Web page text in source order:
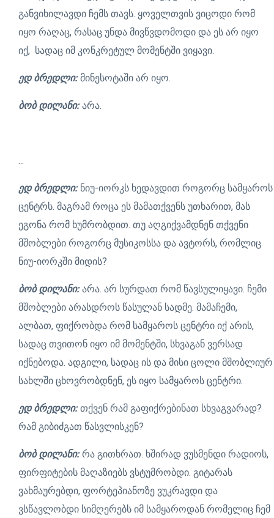
განვიხილავდი ჩემს თავს. ყოველთვის ვიცოდი რომ
იყო რაღაც, რასაც უნდა მივწვდომოდი და ეს არ იყო
იქ, სადაც იმ კონკრეტულ მომენტში ვიყავი.
ედ ბრედლი:მინესოტაში არ იყო.
ბობ დილანი:არა.
...
ედ ბრედლი:ნიუ-იორკს ხედავდით როგორც სამყაროს
ცენტრს. მაგრამ როცა ეს მამათქვენს უთხარით, მას
ეგონა რომ ხუმრობდით. თუ აღგიქვამდნენ თქვენი
მშობლები როგორც მუსიკოსსა და ავტორს, რომლიც
ნიუ-იორკში მიდის?
ბობ დილანი:არა. არ სურდათ რომ წავსულიყავი. ჩემი
მშობლები არასდროს წასულან სადმე. მამაჩემი,
ალბათ, ფიქრობდა რომ სამყაროს ცენტრი იქ არის,
სადაც თვითონ იყო იმ მომენტში, სხვაგან ვერსად
იქნებოდა. ადგილი, სადაც ის და მისი ცოლი მშობლიურ
სახლში ცხოვრობდნენ, ეს იყო სამყაროს ცენტრი.
ედ ბრედლი:თქვენ რამ გაფიქრებინათ სხვაგვარად?
რამ გიბიძგათ წასვლისკენ?
ბობ დილანი:რა გითხრათ. ხშირად ვუსმენდი რადიოს,
ფირფიტების მაღაზიებს ვსტუმრობდი. გიტარას
ვახმაურებდი, ფორტეპიანოზე ვუკრავდი და
ვსწავლობდი სიმღერებს იმ სამყაროდან რომელიც ჩემ